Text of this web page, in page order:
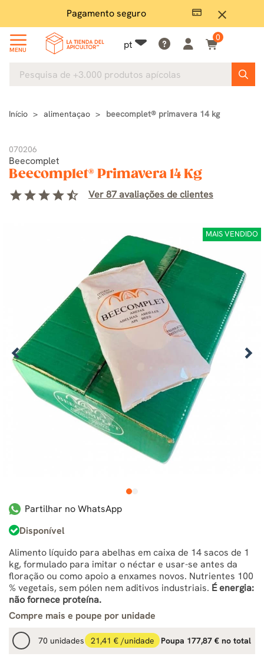
close
Pagamento seguro
MENU pt
0
Início alimentaçao beecomplet® primavera 14 kg
070206
Beecomplet
Beecomplet® Primavera 14 Kg
starstarstarstarstar_half Ver 87 avaliações de clientes
MAIS VENDIDO
1
Partilhar no WhatsApp
Disponível
Compre mais e poupe por unidade
70 unidades 21,41 € /unidade Poupa 177,87 € no total
Alimento líquido para abelhas em caixa de 14 sacos de 1
kg, formulado para imitar o néctar e usar-se antes da
floração ou como apoio a enxames novos. Nutrientes 100
% vegetais, sem pólen nem aditivos industriais. É energia:
não fornece proteína.